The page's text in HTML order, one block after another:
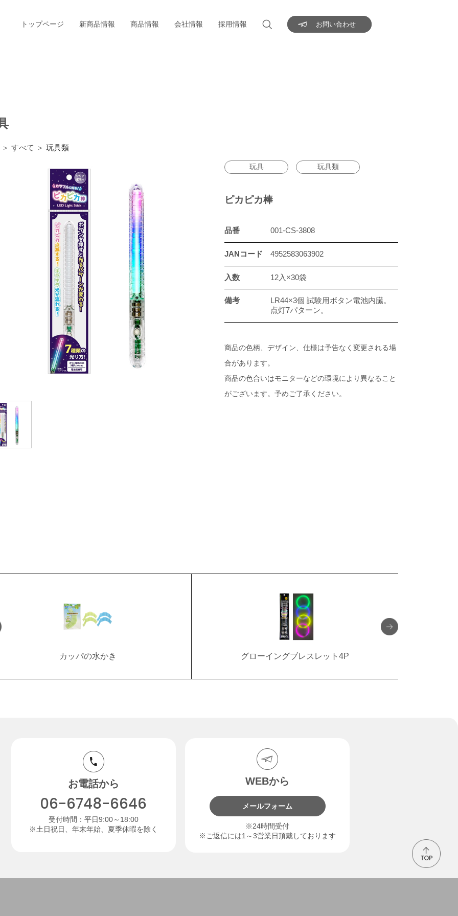
トップページ 新商品情報 商品情報 会社情報 採用情報 お問い合わせ
＞ すべて ＞ 玩具類
玩具 玩具類
ピカピカ棒
品番 001-CS-3808
JANコード 4952583063902
入数 12入×30袋
備考
LR44×3個 試験用ボタン電池内臓。
点灯7パターン。
商品の色柄、デザイン、仕様は予告なく変更される場
合があります。
商品の色合いはモニターなどの環境により異なること
がございます。予めご了承ください。
カッパの水かき グローイングブレスレット4P
お電話から
06-6748-6646
受付時間：平日9:00～18:00
※土日祝日、年末年始、夏季休暇を除く
WEBから
メールフォーム
※24時間受付
※ご返信には1～3営業日頂戴しております